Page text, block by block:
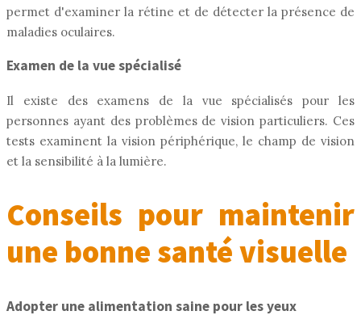
permet d'examiner la rétine et de détecter la présence de
maladies oculaires.
Examen de la vue spécialisé
Il existe des examens de la vue spécialisés pour les
personnes ayant des problèmes de vision particuliers. Ces
tests examinent la vision périphérique, le champ de vision
et la sensibilité à la lumière.
Conseils pour maintenir
une bonne santé visuelle
Adopter une alimentation saine pour les yeux